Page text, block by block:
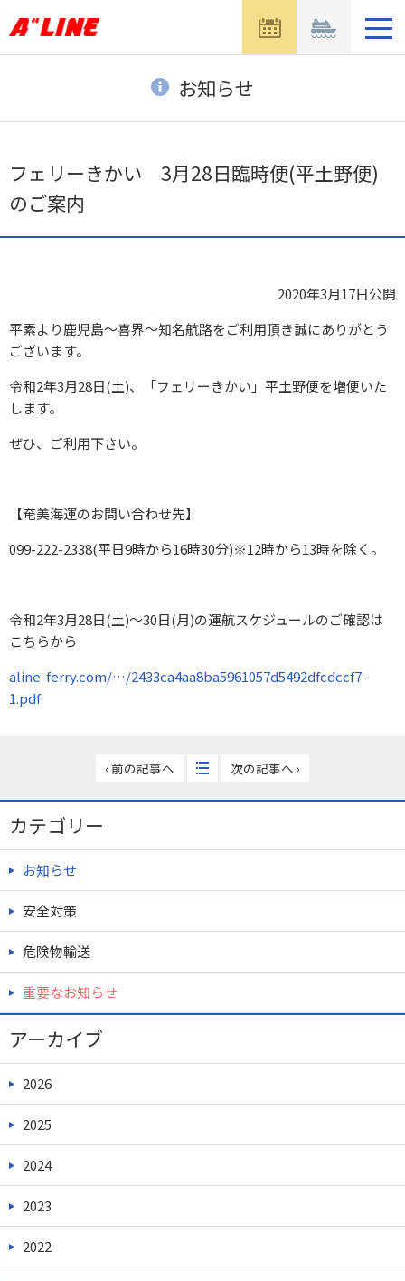
ュ
開
お知らせ
フェリーきかい 3月28日臨時便(平土野便)
のご案内
2020年3月17日公開
平素より鹿児島～喜界～知名航路をご利用頂き誠にありがとう
ございます。
令和2年3月28日(土)、「フェリーきかい」平土野便を増便いた
します。
ぜひ、ご利用下さい。
【奄美海運のお問い合わせ先】
099-222-2338(平日9時から16時30分)※12時から13時を除く。
令和2年3月28日(土)～30日(月)の運航スケジュールのご確認は
こちらから
aline-ferry.com/…/2433ca4aa8ba5961057d5492dfcdccf7-
1.pdf
‹ 前の記事へ 次の記事へ ›
カテゴリー
お知らせ
安全対策
危険物輸送
重要なお知らせ
アーカイブ
2026
2025
2024
2023
2022